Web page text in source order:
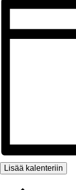
Lisää kalenteriin